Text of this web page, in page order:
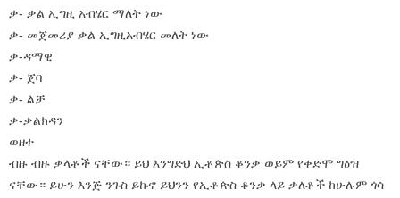
ቃ- ቃል ኢግዚ አብሄር ማለት ነው
ቃ- መጀመሪያ ቃል ኢግዚአብሄር መለት ነው
ቃ-ዳማዊ
ቃ- ጀባ
ቃ- ልቻ
ቃ-ቃልክዳን
ወዘተ
ብዙ ብዙ ቃላቶች ናቸው። ይህ እንግድህ ኢቶጵስ ቆንቃ ወይም የቀድሞ ግዕዝ
ናቸው። ይሁን እንጅ ንጉስ ይኩኖ ይህንን የኢቶጵስ ቆንቃ ላይ ቃለቶች ከሁሉም ጎሳ